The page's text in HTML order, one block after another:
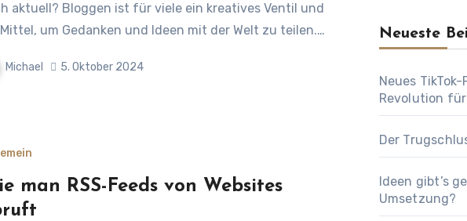
aktuell? Bloggen ist für viele ein kreatives Ventil und
um Gedanken und Ideen mit der Welt zu teilen.…
Michael 5. Oktober 2024
man RSS-Feeds von Websites
Neueste
Neues
Revolution
Der
Ideen gibt’s
Umsetzung?